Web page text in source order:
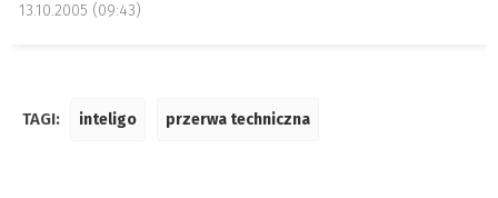
13.10.2005 (09:43)
TAGI: inteligo przerwa techniczna